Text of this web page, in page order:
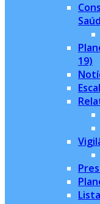
19)